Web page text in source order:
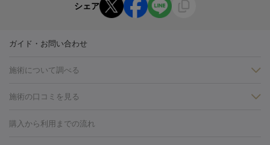
シェア
ガイド・お問い合わせ
施術について調べる
美白
施術の口コミを見る
フォトフェイシャルM22
購入から利用までの流れ